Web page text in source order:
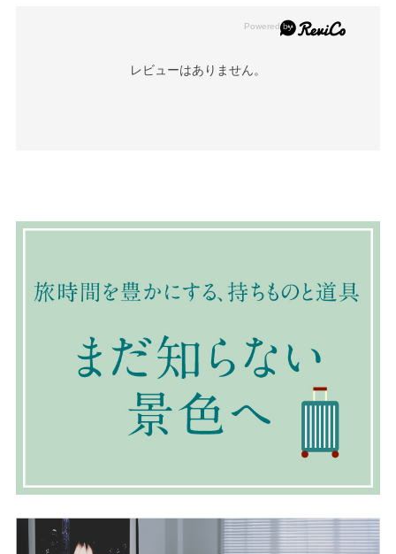
レビューはありません。